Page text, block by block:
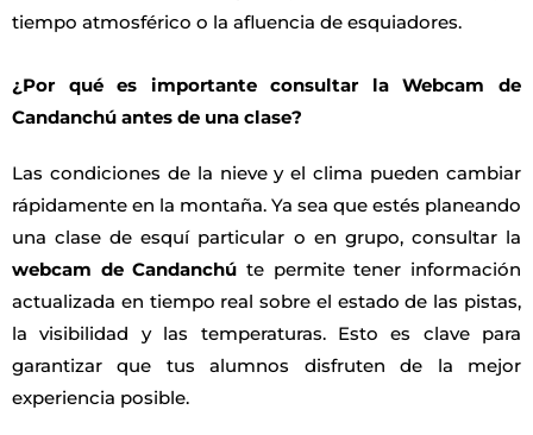
tiempo atmosférico o la afluencia de esquiadores.
¿Por qué es importante consultar la Webcam de
Candanchú antes de una clase?
Las condiciones de la nieve y el clima pueden cambiar
rápidamente en la montaña. Ya sea que estés planeando
una clase de esquí particular o en grupo, consultar la
webcam de Candanchú te permite tener información
actualizada en tiempo real sobre el estado de las pistas,
la visibilidad y las temperaturas. Esto es clave para
garantizar que tus alumnos disfruten de la mejor
experiencia posible.